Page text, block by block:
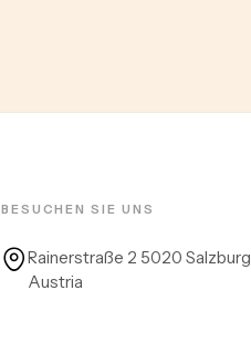
BESUCHEN SIE UNS
Rainerstraße 2 5020 Salzburg
Austria